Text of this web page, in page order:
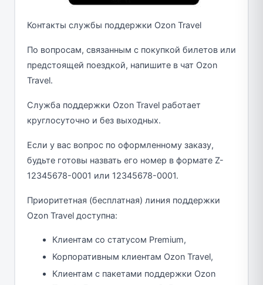
Контакты службы поддержки Ozon Travel
По вопросам, связанным с покупкой билетов или
предстоящей поездкой, напишите в чат Ozon
Travel.
Служба поддержки Ozon Travel работает
круглосуточно и без выходных.
Если у вас вопрос по оформленному заказу,
будьте готовы назвать его номер в формате Z-
12345678-0001 или 12345678-0001.
Приоритетная (бесплатная) линия поддержки
Ozon Travel доступна:
Клиентам со статусом Premium,
Корпоративным клиентам Ozon Travel,
Клиентам с пакетами поддержки Ozon